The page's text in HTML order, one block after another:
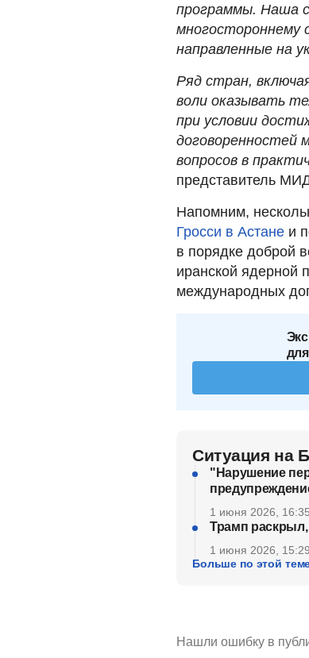
программы. Наша
многостороннему
направленные на
Ряд стран,
воли оказывать
при условии
договоренностей
вопросов в
представитель
Напомним,
Гросси в Астане и
в порядке доброй
иранской ядерной
международных
Ситуация на
"Нарушение
1 июня 2026, 16:35
Трамп
1 июня 2026, 15:29
Больше по этой
Нашли ошибку в